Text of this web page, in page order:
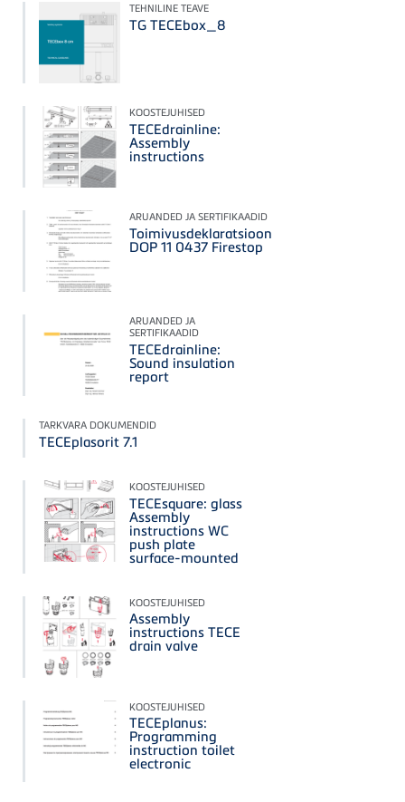
TEHNILINE TEAVE
TG TECEbox_8
KOOSTEJUHISED
TECEdrainline:
Assembly
instructions
ARUANDED JA SERTIFIKAADID
Toimivusdeklaratsioon
DOP 11 0437 Firestop
ARUANDED JA
SERTIFIKAADID
TECEdrainline:
Sound insulation
report
TARKVARA DOKUMENDID
TECEplasorit 7.1
KOOSTEJUHISED
TECEsquare: glass
Assembly
instructions WC
push plate
surface-mounted
KOOSTEJUHISED
Assembly
instructions TECE
drain valve
KOOSTEJUHISED
TECEplanus:
Programming
instruction toilet
electronic